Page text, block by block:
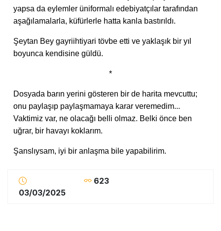
yapsa da eylemler üniformalı edebiyatçılar tarafından
aşağılamalarla, küfürlerle hatta kanla bastırıldı.
Şeytan Bey gayriihtiyari tövbe etti ve yaklaşık bir yıl
boyunca kendisine güldü.
*
Dosyada barın yerini gösteren bir de harita mevcuttu;
onu paylaşıp paylaşmamaya karar veremedim...
Vaktimiz var, ne olacağı belli olmaz. Belki önce ben
uğrar, bir havayı koklarım.
Şanslıysam, iyi bir anlaşma bile yapabilirim.
03/03/2025
623